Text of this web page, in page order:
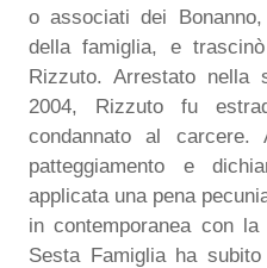
o associati dei
della famiglia, e
Rizzuto. Arrestato nella
2004, Rizzuto fu
condannato al carcere.
patteggiamento e
applicata una pena
in contemporanea con
Sesta Famiglia ha